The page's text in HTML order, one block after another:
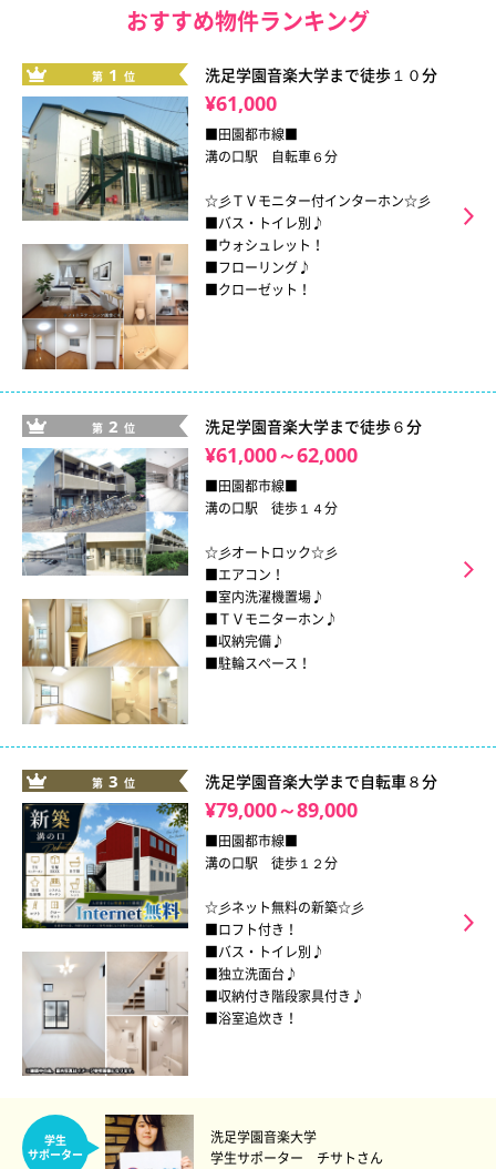
おすすめ物件ランキング
第 1 位 洗足学園音楽大学まで徒歩１０分
¥61,000
■田園都市線■
溝の口駅 自転車６分
☆彡ＴＶモニター付インターホン☆彡
■バス・トイレ別♪
■ウォシュレット！
■フローリング♪
■クローゼット！
第 2 位 洗足学園音楽大学まで徒歩６分
¥61,000～62,000
■田園都市線■
溝の口駅 徒歩１４分
☆彡オートロック☆彡
■エアコン！
■室内洗濯機置場♪
■ＴＶモニターホン♪
■収納完備♪
■駐輪スペース！
第 3 位 洗足学園音楽大学まで自転車８分
¥79,000～89,000
■田園都市線■
溝の口駅 徒歩１２分
☆彡ネット無料の新築☆彡
■ロフト付き！
■バス・トイレ別♪
■独立洗面台♪
■収納付き階段家具付き♪
■浴室追炊き！
学生
サポーター
洗足学園音楽大学
学生サポーター チサトさん